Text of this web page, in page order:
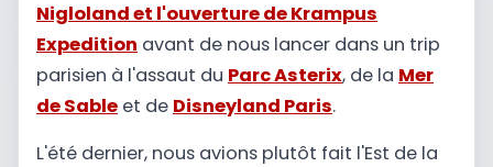
Nigloland et l'ouverture de Krampus
Expedition avant de nous lancer dans un trip
parisien à l'assaut du Parc Asterix, de la Mer
de Sable et de Disneyland Paris.
L'été dernier, nous avions plutôt fait l'Est de la